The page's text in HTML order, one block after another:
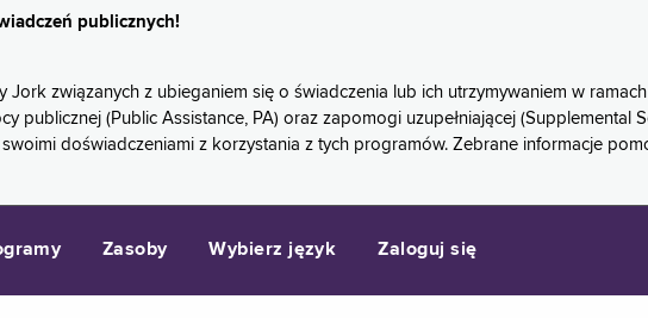
publicznych!
związanych z ubieganiem się o świadczenia lub ich utrzymywaniem w
publicznej (Public Assistance, PA) oraz zapomogi uzupełniającej (Supplemental
doświadczeniami z korzystania z tych programów. Zebrane informacje
Zasoby Wybierz język Zaloguj się